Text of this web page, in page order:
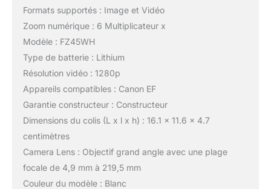
Formats supportés : Image et Vidéo
Zoom numérique : 6 Multiplicateur x
Modèle : FZ45WH
Type de batterie : Lithium
Résolution vidéo : 1280p
Appareils compatibles : Canon EF
Garantie constructeur : Constructeur
Dimensions du colis (L x l x h) : 16.1 x 11.6 x 4.7
centimètres
Camera Lens : Objectif grand angle avec une plage
focale de 4,9 mm à 219,5 mm
Couleur du modèle : Blanc